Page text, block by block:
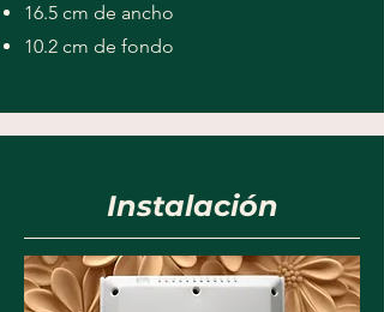
16.5 cm de ancho
10.2 cm de fondo
Instalación